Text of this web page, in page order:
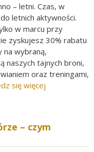
– letni. Czas, w
letnich aktywności.
w marcu przy
zyskujesz 30% rabatu
na wybraną,
naszych tajnych broni,
oraz treningami,
się więcej
– czym